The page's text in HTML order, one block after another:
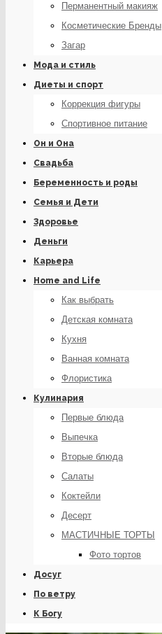
Перманентный макияж
Косметические Бренды
Загар
Мода и стиль
Диеты и спорт
Коррекция фигуры
Спортивное питание
Он и Она
Свадьба
Беременность и роды
Семья и Дети
Здоровье
Деньги
Карьера
Home and Life
Как выбрать
Детская комната
Кухня
Ванная комната
Флористика
Кулинария
Первые блюда
Выпечка
Вторые блюда
Салаты
Коктейли
Десерт
МАСТИЧНЫЕ ТОРТЫ
Фото тортов
Досуг
По ветру
К Богу